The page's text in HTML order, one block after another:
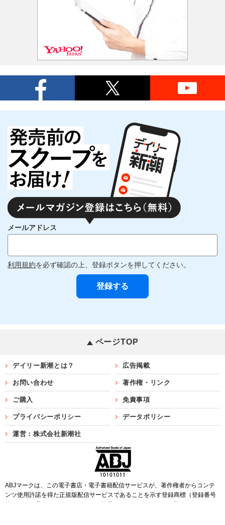
メールアドレス
利用規約を必ず確認の上、登録ボタンを押してください。
ページTOP
デイリー新潮とは？ 広告掲載
お問い合わせ 著作権・リンク
ご購入 免責事項
プライバシーポリシー データポリシー
運営：株式会社新潮社
ABJマークは、この電子書店・電子書籍配信サービスが、著作権者からコンテ
ンツ使用許諾を得た正規版配信サービスであることを示す登録商標（登録番号
第6091713号）です。ABJマークを掲示しているサービスの一覧は